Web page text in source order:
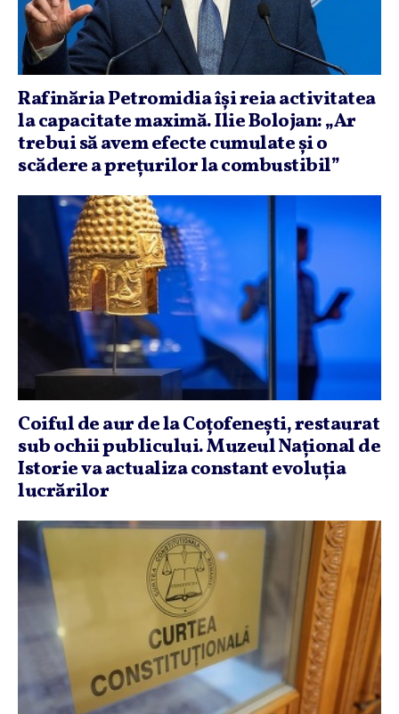
Rafinăria Petromidia îşi reia activitatea
la capacitate maximă. Ilie Bolojan: „Ar
trebui să avem efecte cumulate şi o
scădere a preţurilor la combustibil”
Coiful de aur de la Coţofeneşti, restaurat
sub ochii publicului. Muzeul Naţional de
Istorie va actualiza constant evoluţia
lucrărilor